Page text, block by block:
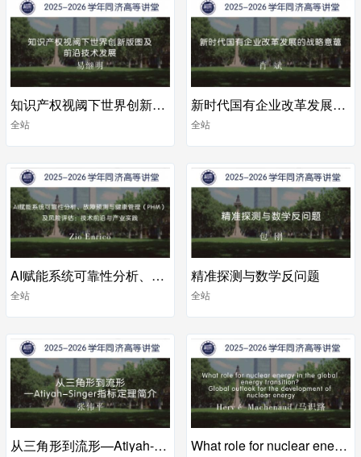
知识产权视阈下世界创新版图及前沿技术发展
全站
新时代国有企业改革发展的战略意蕴
全站
AI赋能系统可靠性分析、故障预测与健康管理（PHM）及风险评估：技术前沿与产业实践
全站
精准探测与数学反问题
全站
从三角形到流形—Atiyah-Singer指标定理简介 What role for nuclear energy in the global energy transition Global outlook